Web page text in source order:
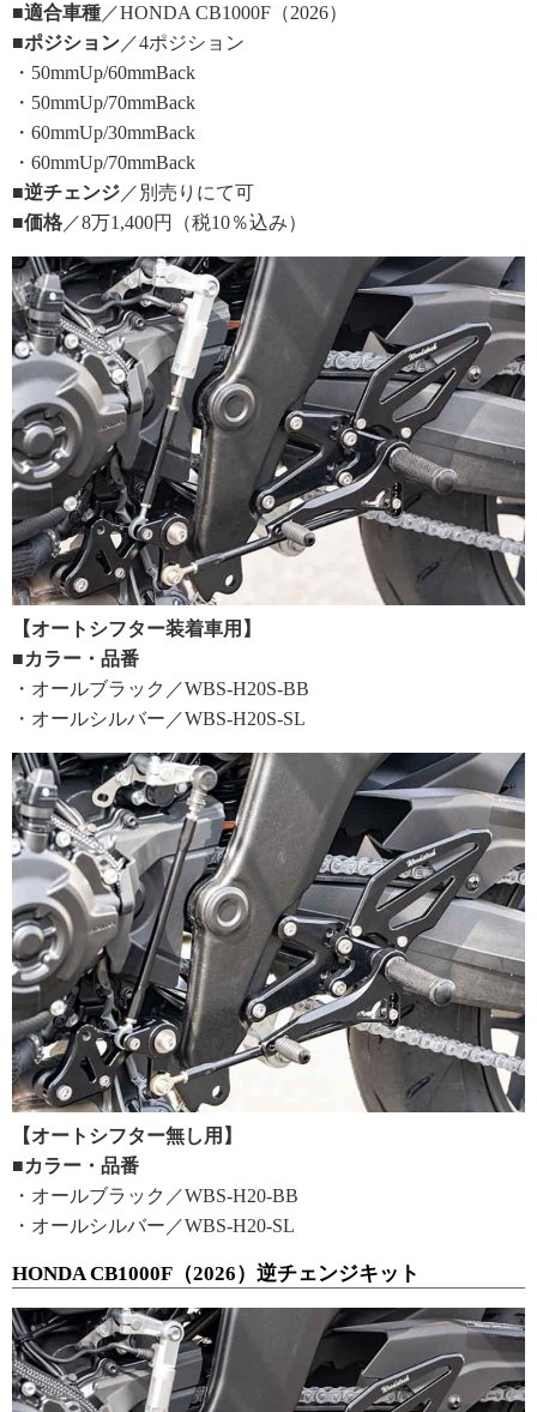
■適合車種 ／HONDA CB1000F（2026）
■ポジション ／4ポジション
・50mmUp/60mmBack
・50mmUp/70mmBack
・60mmUp/30mmBack
・60mmUp/70mmBack
■逆チェンジ ／別売りにて可
■価格 ／8万1,400円（税10％込み）
【オートシフター装着車用】
■カラー・品番
・オールブラック／WBS-H20S-BB
・オールシルバー／WBS-H20S-SL
【オートシフター無し用】
■カラー・品番
・オールブラック／WBS-H20-BB
・オールシルバー／WBS-H20-SL
HONDA CB1000F（2026）逆チェンジキット